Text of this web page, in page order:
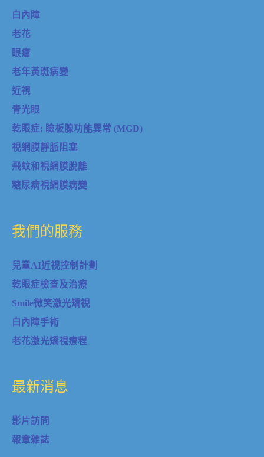
白內障
老花
眼瘡
老年黃斑病變
近視
青光眼
乾眼症: 瞼板腺功能異常 (MGD)
視網膜靜脈阻塞
飛蚊和視網膜脫離
糖尿病視網膜病變
我們的服務
兒童AI近視控制計劃
乾眼症檢查及治療
Smile微笑激光矯視
白內障手術
老花激光矯視療程
最新消息
影片訪問
報章雜誌